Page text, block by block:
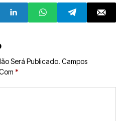
Será Publicado. Campos
*